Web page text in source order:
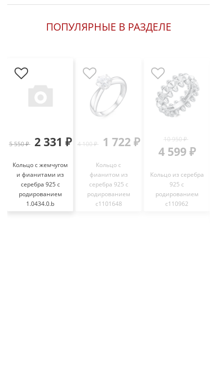
ПОПУЛЯРНЫЕ В РАЗДЕЛЕ
5 550 ₽ 2 331 ₽
Кольцо с жемчугом
и фианитами из
серебра 925 с
родированием
1.0434.0.b
4 100 ₽ 1 722 ₽
Кольцо с
фианитом из
серебра 925 с
родированием
с1101648
10 950 ₽
4 599 ₽
Кольцо из серебра
925 с
родированием
с110962